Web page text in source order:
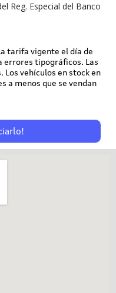
Reg. Especial del Banco
tarifa vigente el día de
errores tipográficos. Las
vehículos en stock en
a menos que se vendan